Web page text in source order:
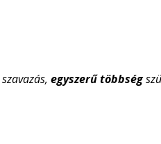
szavazás, egyszerű többség